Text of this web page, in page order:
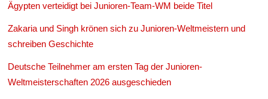
Ägypten verteidigt bei Junioren-Team-WM beide Titel
Zakaria und Singh krönen sich zu Junioren-Weltmeistern und
schreiben Geschichte
Deutsche Teilnehmer am ersten Tag der Junioren-
Weltmeisterschaften 2026 ausgeschieden